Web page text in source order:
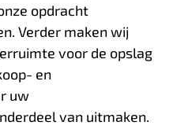
opdracht
Verder maken wij
voor de opslag
en
uw
van uitmaken.